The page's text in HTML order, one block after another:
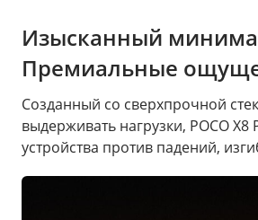
Изысканный
Премиальные
Созданный со сверхпрочной
выдерживать нагрузки, POCO
устройства против падений,